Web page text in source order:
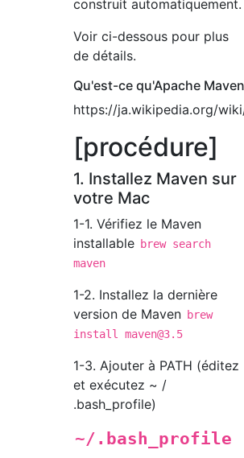
construit automatiquement.
Voir ci-dessous pour plus
de détails.
Qu'est-ce qu'Apache Maven
https://ja.wikipedia.org/
[procédure]
1. Installez Maven sur
votre Mac
1-1. Vérifiez le Maven
installable brew search
maven
1-2. Installez la dernière
version de Maven brew
installmaven@3.5
1-3. Ajouter à PATH (éditez
et exécutez ~ /
.bash_profile)
~/.bash_profile